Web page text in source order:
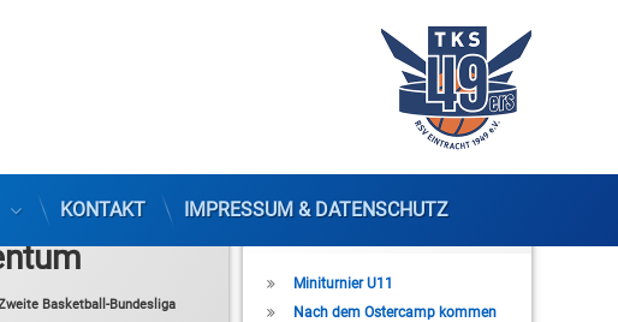
KONTAKT IMPRESSUM & DATENSCHUTZ
Basketball-Bundesliga
Miniturnier U11
Nach dem Ostercamp kommen